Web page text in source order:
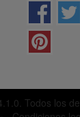
Todos los